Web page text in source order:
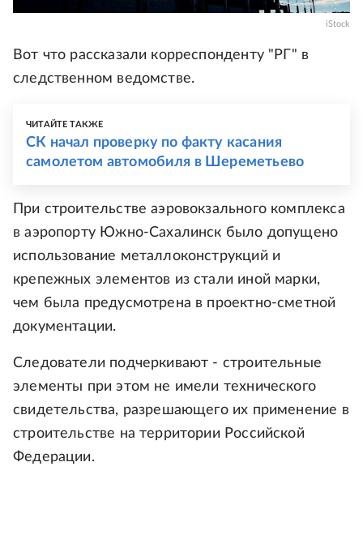
iStock
Вот что рассказали корреспонденту "РГ" в
следственном ведомстве.
ЧИТАЙТЕ ТАКЖЕ
СК начал проверку по факту касания
самолетом автомобиля в Шереметьево
При строительстве аэровокзального комплекса
в аэропорту Южно-Сахалинск было допущено
использование металлоконструкций и
крепежных элементов из стали иной марки,
чем была предусмотрена в проектно-сметной
документации.
Следователи подчеркивают - строительные
элементы при этом не имели технического
свидетельства, разрешающего их применение в
строительстве на территории Российской
Федерации.